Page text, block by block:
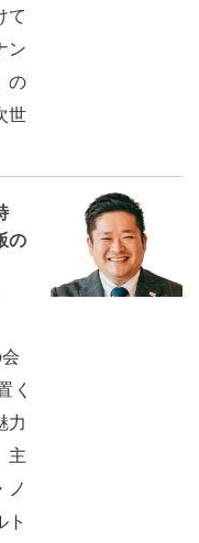
て
ン
の
世
の
く
力
主
ノ
ト